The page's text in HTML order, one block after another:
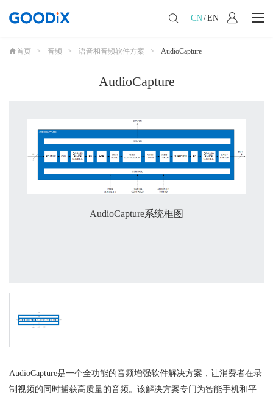
CN/EN
首页 > 音频 > 语音和音频软件方案 > AudioCapture
AudioCapture
AudioCapture系统框图
AudioCapture是一个全功能的音频增强软件解决方案，让消费者在录
制视频的同时捕获高质量的音频。该解决方案专门为智能手机和平